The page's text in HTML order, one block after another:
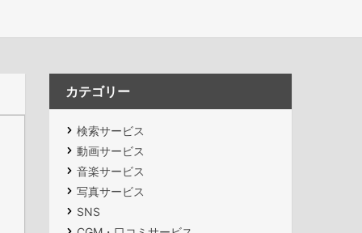
カテゴリー
検索サービス
動画サービス
音楽サービス
写真サービス
SNS